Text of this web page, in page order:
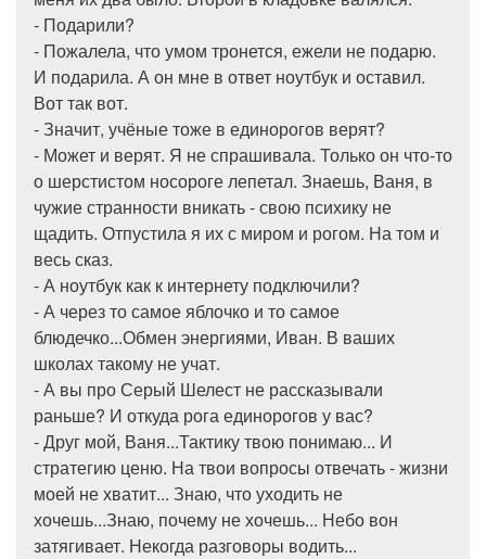
- Подарили?
- Пожалела, что умом тронется, ежели не подарю.
И подарила. А он мне в ответ ноутбук и оставил.
Вот так вот.
- Значит, учёные тоже в единорогов верят?
- Может и верят. Я не спрашивала. Только он что-то
о шерстистом носороге лепетал. Знаешь, Ваня, в
чужие странности вникать - свою психику не
щадить. Отпустила я их с миром и рогом. На том и
весь сказ.
- А ноутбук как к интернету подключили?
- А через то самое яблочко и то самое
блюдечко...Обмен энергиями, Иван. В ваших
школах такому не учат.
- А вы про Серый Шелест не рассказывали
раньше? И откуда рога единорогов у вас?
- Друг мой, Ваня...Тактику твою понимаю... И
стратегию ценю. На твои вопросы отвечать - жизни
моей не хватит... Знаю, что уходить не
хочешь...Знаю, почему не хочешь... Небо вон
затягивает. Некогда разговоры водить...